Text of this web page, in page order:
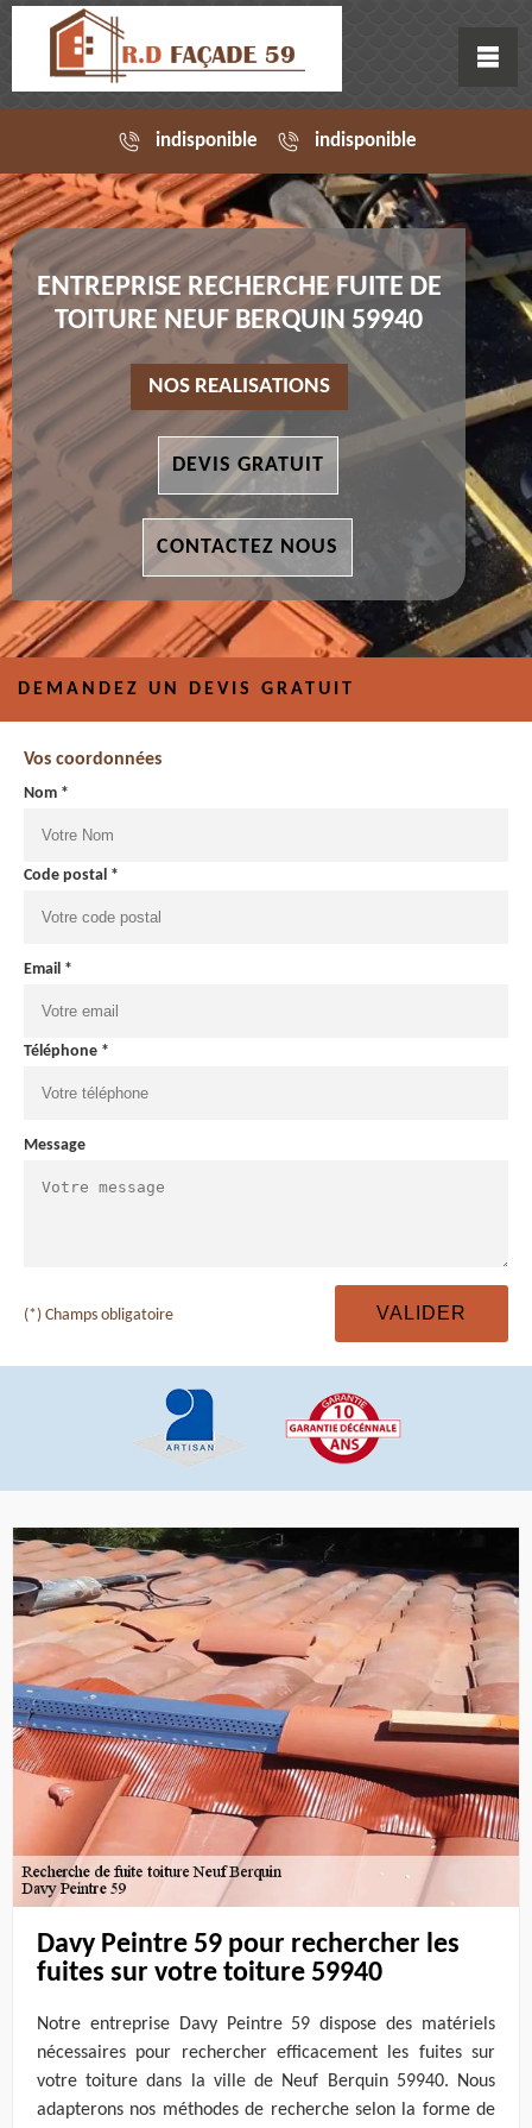
indisponible indisponible
ENTREPRISE RECHERCHE FUITE DE
TOITURE NEUF BERQUIN 59940
NOS REALISATIONS
DEVIS GRATUIT
CONTACTEZ NOUS
DEMANDEZ UN DEVIS GRATUIT
Vos coordonnées
Nom *
Code postal *
Email *
Téléphone *
Message
(*) Champs obligatoire
Davy Peintre 59 pour rechercher les
fuites sur votre toiture 59940
Notre entreprise Davy Peintre 59 dispose des matériels
nécessaires pour rechercher efficacement les fuites sur
votre toiture dans la ville de Neuf Berquin 59940. Nous
adapterons nos méthodes de recherche selon la forme de